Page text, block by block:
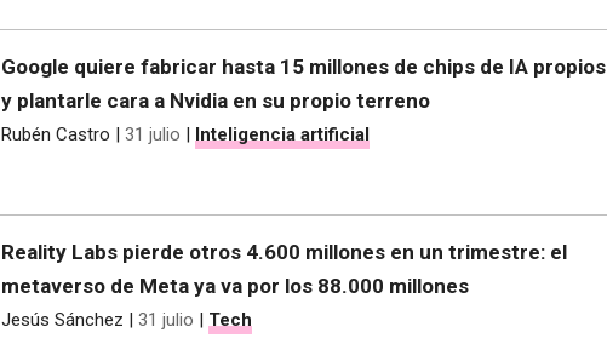
Google quiere fabricar hasta 15 millones de chips de IA propios
y plantarle cara a Nvidia en su propio terreno
Rubén Castro | 31 julio | Inteligencia artificial
Reality Labs pierde otros 4.600 millones en un trimestre: el
metaverso de Meta ya va por los 88.000 millones
Jesús Sánchez | 31 julio | Tech